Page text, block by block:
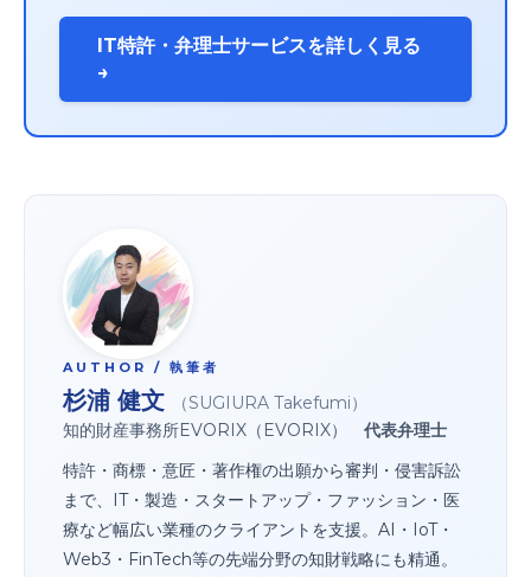
IT特許・弁理士サービスを詳しく見る
→
AUTHOR / 執筆者
杉浦 健文
（SUGIURA Takefumi）
知的財産事務所EVORIX（EVORIX） 代表弁理士
特許・商標・意匠・著作権の出願から審判・侵害訴訟
まで、IT・製造・スタートアップ・ファッション・医
療など幅広い業種のクライアントを支援。AI・IoT・
Web3・FinTech等の先端分野の知財戦略にも精通。